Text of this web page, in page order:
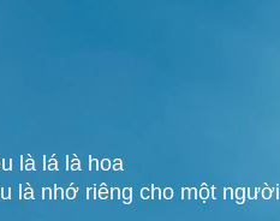
là lá là hoa
là nhớ riêng cho một người